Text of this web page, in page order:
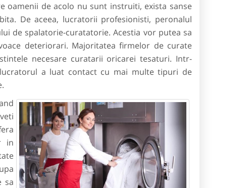
oamenii de acolo nu sunt instruiti, exista sanse
De aceea, lucratorii profesionisti, peronalul
de spalatorie-curatatorie. Acestia vor putea sa
deteriorari. Majoritatea firmelor de curate
necesare curatarii oricarei tesaturi. Intr-
a luat contact cu mai multe tipuri de
in
sa